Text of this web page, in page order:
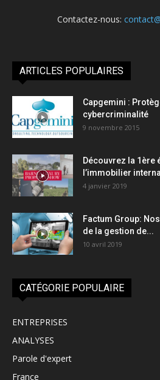
Contactez-nous:
ARTICLES POPULAIRES
Capgemini :
cybercriminalité
9 novembre 2015
Découvrez la 1ère
l’immobilier
4 janvier 2019
Factum Group:
de la gestion de...
10 avril 2019
CATÉGORIE POPULAIRE
ENTREPRISES
ANALYSES
Parole d'expert
France